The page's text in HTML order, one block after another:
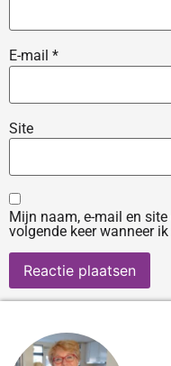
E-mail *
Site
Mijn naam, e-mail en
volgende keer wanneer